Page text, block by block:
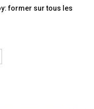
former sur tous les